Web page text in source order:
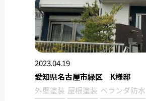
2023.04.19
愛知県名古屋市緑区 K様邸
外壁塗装 屋根塗装 ベランダ防水